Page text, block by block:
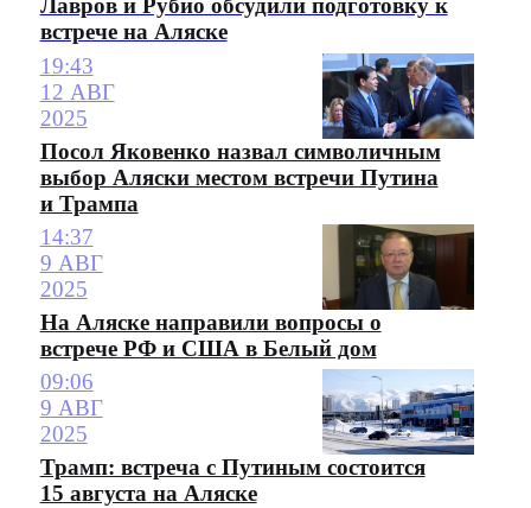
Лавров и Рубио обсудили подготовку к
встрече на Аляске
19:43
12 АВГ
2025
Посол Яковенко назвал символичным
выбор Аляски местом встречи Путина
и Трампа
14:37
9 АВГ
2025
На Аляске направили вопросы о
встрече РФ и США в Белый дом
09:06
9 АВГ
2025
Трамп: встреча с Путиным состоится
15 августа на Аляске